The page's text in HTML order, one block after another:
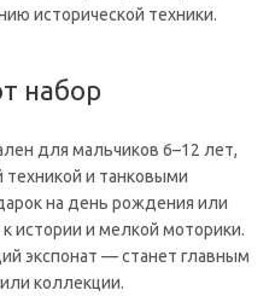
исторической техники.
набор
для мальчиков 6–12 лет,
техникой и танковыми
на день рождения или
истории и мелкой моторики.
экспонат — станет главным
коллекции.